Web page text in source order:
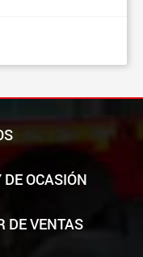
OCASIÓN
DE VENTAS